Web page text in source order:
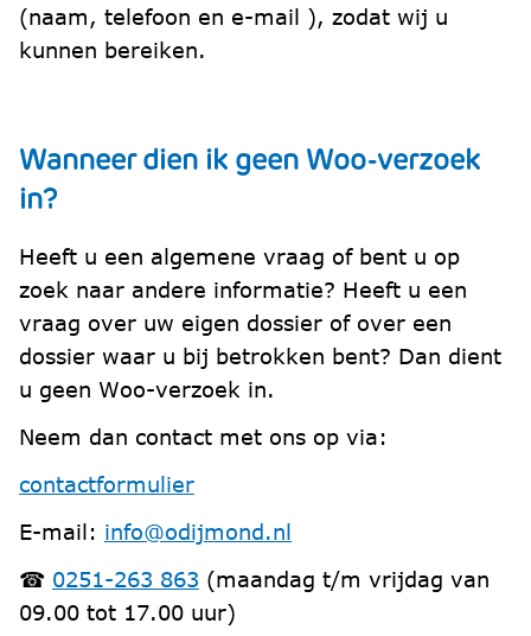
(naam, telefoon en e-mail ), zodat wij u
kunnen bereiken.
Wanneer dien ik geen Woo-verzoek
in?
Heeft u een algemene vraag of bent u op
zoek naar andere informatie? Heeft u een
vraag over uw eigen dossier of over een
dossier waar u bij betrokken bent? Dan dient
u geen Woo-verzoek in.
Neem dan contact met ons op via:
contactformulier
E-mail: info@odijmond.nl
☎ 0251-263 863 (maandag t/m vrijdag van
09.00 tot 17.00 uur)